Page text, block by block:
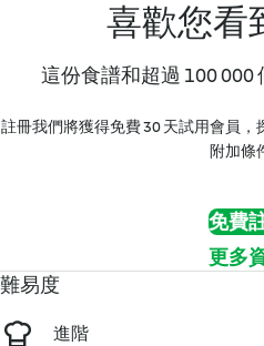
喜歡您看
這份食譜和超過 100 000
註冊我們將獲得免費 30 天試用會員
附加條
免費
更多
難易度
進階